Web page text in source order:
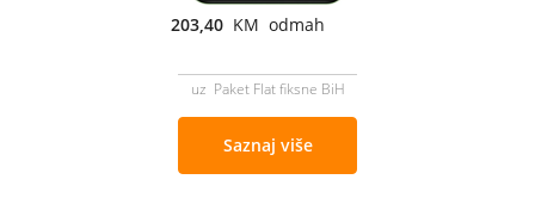
203,40 KM odmah
uz Paket Flat fiksne BiH
Saznaj više